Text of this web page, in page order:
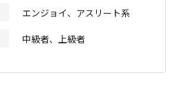
エンジョイ、アスリート系
中級者、上級者